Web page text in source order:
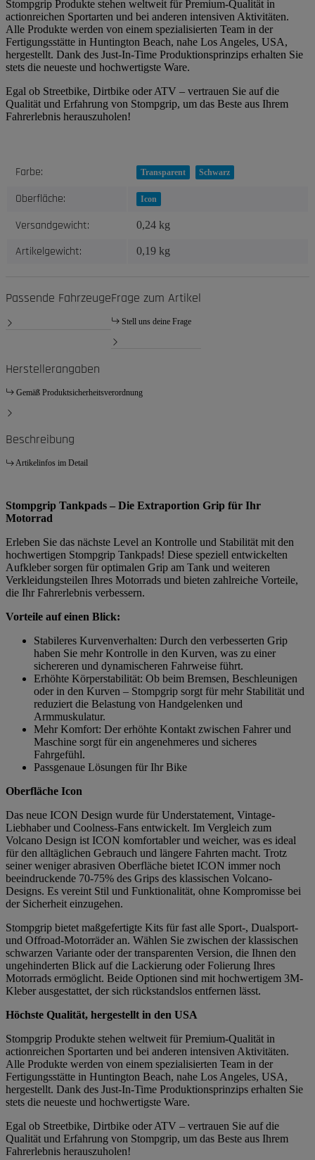
Stompgrip Produkte stehen weltweit für Premium-Qualität in
actionreichen Sportarten und bei anderen intensiven Aktivitäten.
Alle Produkte werden von einem spezialisierten Team in der
Fertigungsstätte in Huntington Beach, nahe Los Angeles, USA,
hergestellt. Dank des Just-In-Time Produktionsprinzips erhalten Sie
stets die neueste und hochwertigste Ware.
Egal ob Streetbike, Dirtbike oder ATV – vertrauen Sie auf die
Qualität und Erfahrung von Stompgrip, um das Beste aus Ihrem
Fahrerlebnis herauszuholen!
Produkteigenschaft
Wert
Farbe: Transparent Schwarz
Oberfläche: Icon
Versandgewicht: 0,24 kg
Artikelgewicht: 0,19 kg
Passende FahrzeugeFrage zum Artikel
Stell uns deine Frage
Herstellerangaben
Gemäß Produktsicherheitsverordnung
Beschreibung
Artikelinfos im Detail
Stompgrip Tankpads – Die Extraportion Grip für Ihr
Motorrad
Erleben Sie das nächste Level an Kontrolle und Stabilität mit den
hochwertigen Stompgrip Tankpads! Diese speziell entwickelten
Aufkleber sorgen für optimalen Grip am Tank und weiteren
Verkleidungsteilen Ihres Motorrads und bieten zahlreiche Vorteile,
die Ihr Fahrerlebnis verbessern.
Vorteile auf einen Blick:
Stabileres Kurvenverhalten: Durch den verbesserten Grip
haben Sie mehr Kontrolle in den Kurven, was zu einer
sichereren und dynamischeren Fahrweise führt.
Erhöhte Körperstabilität: Ob beim Bremsen, Beschleunigen
oder in den Kurven – Stompgrip sorgt für mehr Stabilität und
reduziert die Belastung von Handgelenken und
Armmuskulatur.
Mehr Komfort: Der erhöhte Kontakt zwischen Fahrer und
Maschine sorgt für ein angenehmeres und sicheres
Fahrgefühl.
Passgenaue Lösungen für Ihr Bike
Oberfläche Icon
Das neue ICON Design wurde für Understatement, Vintage-
Liebhaber und Coolness-Fans entwickelt. Im Vergleich zum
Volcano Design ist ICON komfortabler und weicher, was es ideal
für den alltäglichen Gebrauch und längere Fahrten macht. Trotz
seiner weniger abrasiven Oberfläche bietet ICON immer noch
beeindruckende 70-75% des Grips des klassischen Volcano-
Designs. Es vereint Stil und Funktionalität, ohne Kompromisse bei
der Sicherheit einzugehen.
Stompgrip bietet maßgefertigte Kits für fast alle Sport-, Dualsport-
und Offroad-Motorräder an. Wählen Sie zwischen der klassischen
schwarzen Variante oder der transparenten Version, die Ihnen den
ungehinderten Blick auf die Lackierung oder Folierung Ihres
Motorrads ermöglicht. Beide Optionen sind mit hochwertigem 3M-
Kleber ausgestattet, der sich rückstandslos entfernen lässt.
Höchste Qualität, hergestellt in den USA
Stompgrip Produkte stehen weltweit für Premium-Qualität in
actionreichen Sportarten und bei anderen intensiven Aktivitäten.
Alle Produkte werden von einem spezialisierten Team in der
Fertigungsstätte in Huntington Beach, nahe Los Angeles, USA,
hergestellt. Dank des Just-In-Time Produktionsprinzips erhalten Sie
stets die neueste und hochwertigste Ware.
Egal ob Streetbike, Dirtbike oder ATV – vertrauen Sie auf die
Qualität und Erfahrung von Stompgrip, um das Beste aus Ihrem
Fahrerlebnis herauszuholen!